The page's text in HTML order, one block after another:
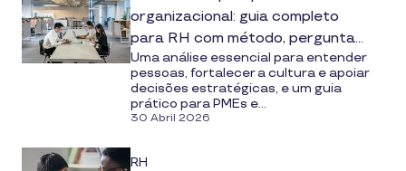
organizacional: guia completo
para RH com método, perguntas
e tecnologia
Uma análise essencial para entender
pessoas, fortalecer a cultura e apoiar
decisões estratégicas, e um guia
prático para PMEs e...
30 Abril 2026
RH